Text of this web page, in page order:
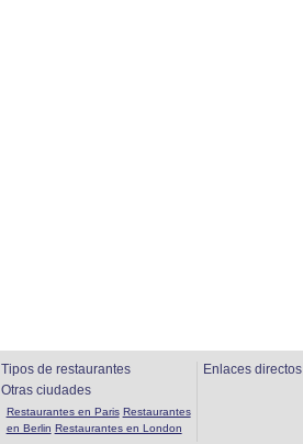
Tipos de restaurantes
Otras ciudades
Restaurantes en Paris Restaurantes
en Berlin Restaurantes en London
Enlaces directos